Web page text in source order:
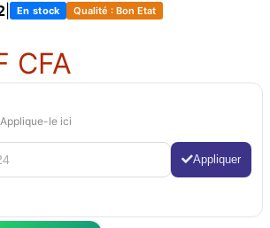
En stock Qualité : Bon Etat
CFA
le ici
Appliquer